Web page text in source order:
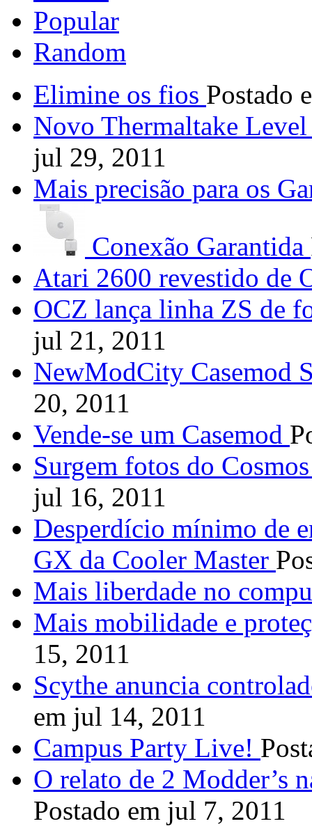
Popular
Random
Elimine os fios Postado
Novo Thermaltake
jul 29, 2011
Mais precisão para os
Conexão Garantida
Atari 2600 revestido de
OCZ lança linha ZS de
jul 21, 2011
NewModCity Casemod
20, 2011
Vende-se um Casemod
Surgem fotos do
jul 16, 2011
Desperdício mínimo de
GX da Cooler Master
Mais liberdade no
Mais mobilidade e
15, 2011
Scythe anuncia
em jul 14, 2011
Campus Party Live!
O relato de 2 Modder’s
Postado em jul 7, 2011